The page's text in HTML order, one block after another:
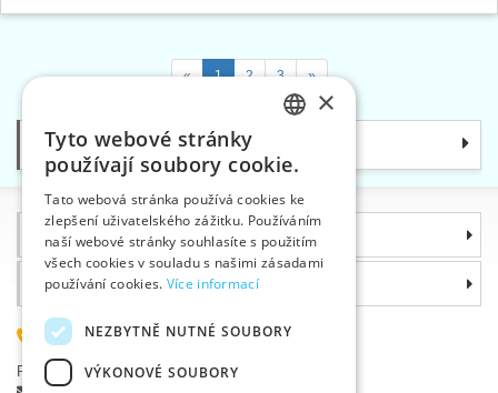
« 1 2 3 »
Kategorie
Informace
Proč si zvolit právě nás
585 051 217
Plzeňská 868, 783 91 Uničov, Česká republika
ENGLISH
GERMAN
×
Tyto webové stránky
používají soubory cookie.
Tato webová stránka používá cookies ke
zlepšení uživatelského zážitku. Používáním
naší webové stránky souhlasíte s použitím
všech cookies v souladu s našimi zásadami
používání cookies. Více informací
NEZBYTNĚ NUTNÉ SOUBORY
VÝKONOVÉ SOUBORY